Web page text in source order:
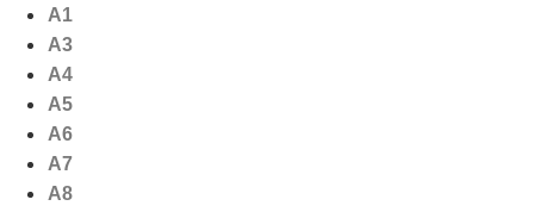
naar
inhoud
A1
A3
A4
A5
A6
A7
A8